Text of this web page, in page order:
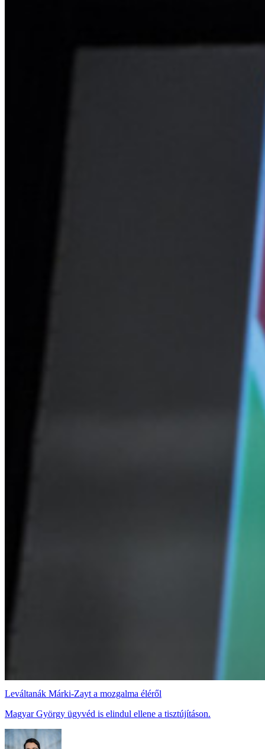
Leváltanák Márki-Zayt a mozgalma éléről
Magyar György ügyvéd is elindul ellene a tisztújításon.